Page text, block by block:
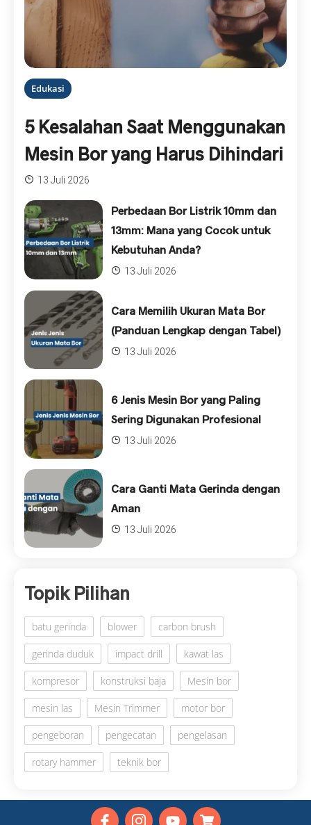
Edukasi
5 Kesalahan Saat Menggunakan
Mesin Bor yang Harus Dihindari
13 Juli 2026
Perbedaan Bor Listrik 10mm dan
13mm: Mana yang Cocok untuk
Kebutuhan Anda?
13 Juli 2026
Cara Memilih Ukuran Mata Bor
(Panduan Lengkap dengan Tabel)
13 Juli 2026
6 Jenis Mesin Bor yang Paling
Sering Digunakan Profesional
13 Juli 2026
Cara Ganti Mata Gerinda dengan
Aman
13 Juli 2026
Topik Pilihan
batu gerinda blower carbon brush
gerinda duduk impact drill kawat las
kompresor konstruksi baja Mesin bor
mesin las Mesin Trimmer motor bor
pengeboran pengecatan pengelasan
rotary hammer teknik bor